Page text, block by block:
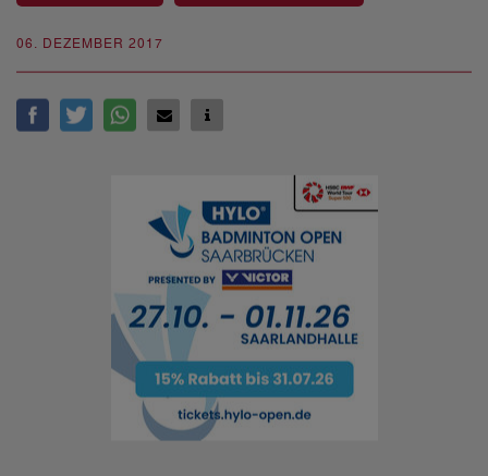
06. DEZEMBER 2017